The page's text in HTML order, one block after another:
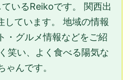
いるReikoです。 関西出
しています。 地域の情報
・グルメ情報などをご紹
笑い、よく食べる陽気な
ゃんです。